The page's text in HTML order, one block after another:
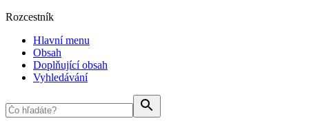
Rozcestník
Hlavní menu
Obsah
Doplňující obsah
Vyhledávání